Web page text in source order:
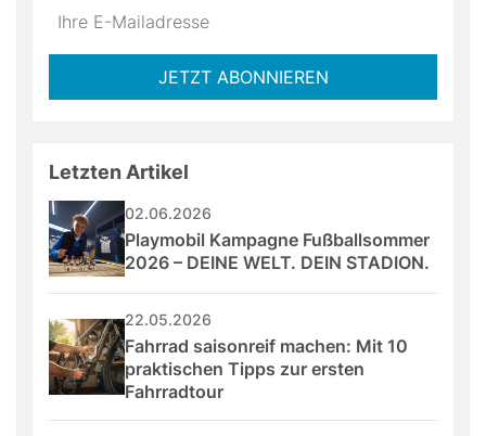
Do
*Ihre
JETZT ABONNIEREN
Letzten Artikel
02.06.2026
Playmobil Kampagne Fußballsommer
2026 – DEINE WELT. DEIN STADION.
22.05.2026
Fahrrad saisonreif machen: Mit 10
praktischen Tipps zur ersten
Fahrradtour